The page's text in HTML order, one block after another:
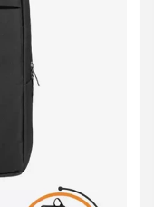
kolaylıkla
inçlik bir
bulunur,
bir şekilde